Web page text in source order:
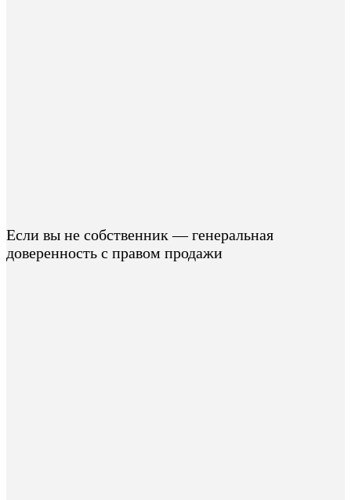
Если вы не собственник — генеральная
доверенность с правом продажи